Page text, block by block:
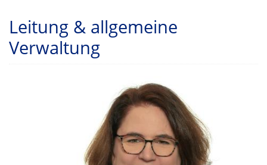
Leitung & allgemeine
Verwaltung